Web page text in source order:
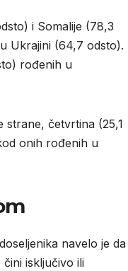
i Somalije (78,3
Ukrajini (64,7 odsto).
rođenih u
strane, četvrtina (25,1
onih rođenih u
navelo je da
isključivo ili